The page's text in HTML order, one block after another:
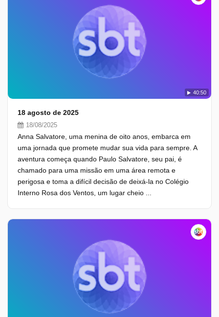
40:50
18 agosto de 2025
18/08/2025
Anna Salvatore, uma menina de oito anos, embarca em
uma jornada que promete mudar sua vida para sempre. A
aventura começa quando Paulo Salvatore, seu pai, é
chamado para uma missão em uma área remota e
perigosa e toma a difícil decisão de deixá-la no Colégio
Interno Rosa dos Ventos, um lugar cheio ...